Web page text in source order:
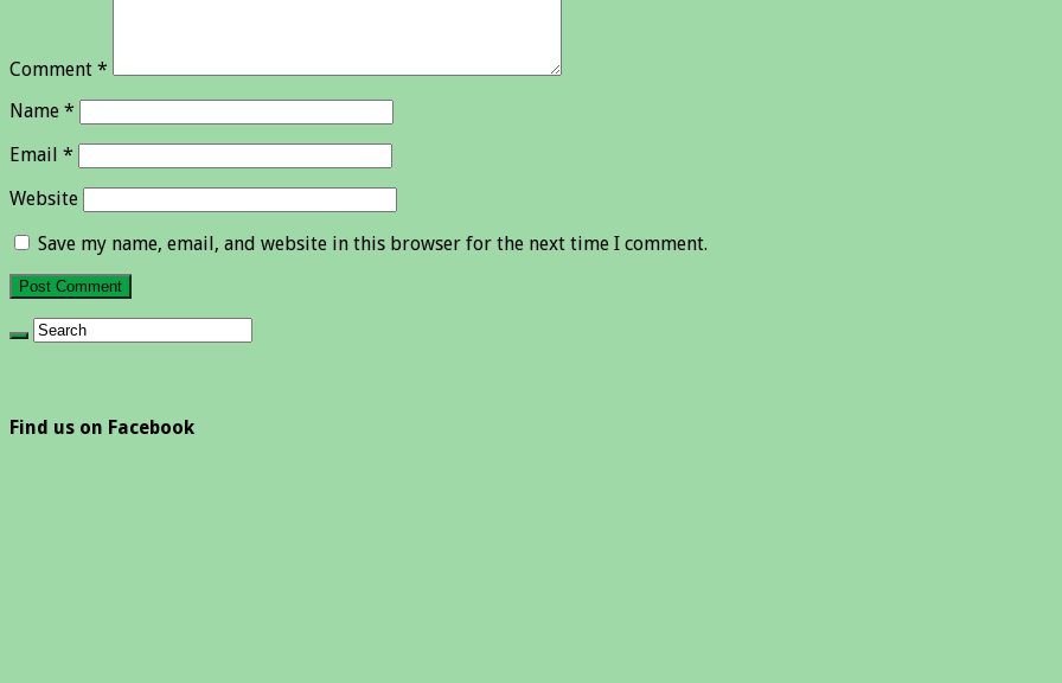
Comment *
Name *
Email *
Website
Save my name, email, and website in this browser for the next time I comment.
Find us on Facebook